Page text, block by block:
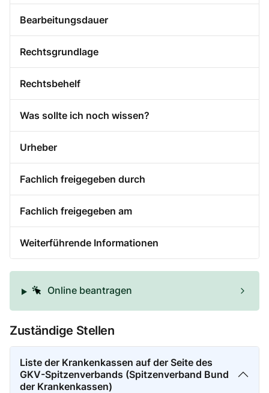
Bearbeitungsdauer
Rechtsgrundlage
Rechtsbehelf
Was sollte ich noch wissen?
Urheber
Fachlich freigegeben durch
Fachlich freigegeben am
Weiterführende Informationen
Online beantragen
Zuständige Stellen
Liste der Krankenkassen auf der Seite des
GKV-Spitzenverbands (Spitzenverband Bund
der Krankenkassen)